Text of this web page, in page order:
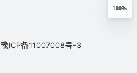
100%
豫ICP备11007008号-3